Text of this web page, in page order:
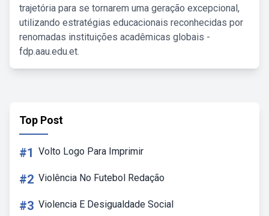
trajetória para se tornarem uma geração excepcional,
utilizando estratégias educacionais reconhecidas por
renomadas instituições acadêmicas globais -
fdp.aau.edu.et.
Top Post
#1 Volto Logo Para Imprimir
#2 Violência No Futebol Redação
#3 Violencia E Desigualdade Social